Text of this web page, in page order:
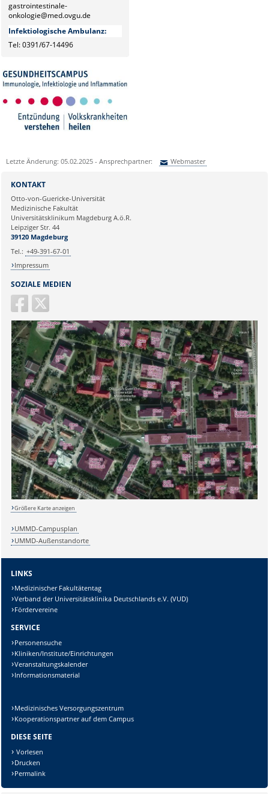
gastrointestinale-
onkologie@med.ovgu.de
Infektiologische Ambulanz:
Tel: 0391/67-14496
Letzte Änderung: 05.02.2025 - Ansprechpartner: Webmaster
Sie können eine Nachricht versenden an:
Ihre E-Mailadresse:
Ihr Anliegen:
SOZIALE MEDIEN
KONTAKT
Otto-von-Guericke-Universität
Medizinische Fakultät
Universitätsklinikum Magdeburg A.ö.R.
Leipziger Str. 44
39120 Magdeburg
Tel.: +49-391-67-01
Impressum
Größere Karte anzeigen
UMMD-Campusplan
UMMD-Außenstandorte
LINKS
Medizinischer Fakultätentag
Verband der Universitätsklinika Deutschlands e.V. (VUD)
Fördervereine
SERVICE
Personensuche
Kliniken/Institute/Einrichtungen
Veranstaltungskalender
Informationsmaterial
Medizinisches Versorgungszentrum
Kooperationspartner auf dem Campus
DIESE SEITE
Vorlesen
Drucken
Permalink